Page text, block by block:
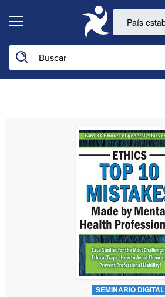
Buscar en la web
SEMINARIO DIGITAL